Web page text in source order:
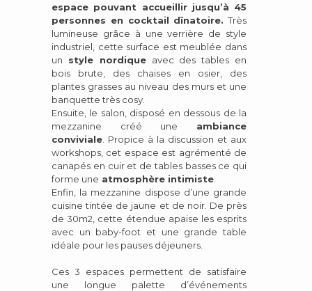
espace pouvant accueillir jusqu’à 45
personnes en cocktail dînatoire. Très
lumineuse grâce à une verrière de style
industriel, cette surface est meublée dans
un style nordiqueavec des tables en
bois brute, des chaises en osier, des
plantes grasses au niveau des murs et une
banquette très cosy.
Ensuite, le salon, disposé en dessous de la
mezzanine créé une ambiance
conviviale . Propice à la discussion et aux
workshops, cet espace est agrémenté de
canapés en cuir et de tables basses ce qui
forme une atmosphère intimiste
Enfin, la mezzanine dispose d’une grande
cuisine tintée de jaune et de noir. De près
de 30m2, cette étendue apaise les esprits
avec un baby-foot et une grande table
idéale pour les pauses déjeuners.
Ces 3 espaces permettent de satisfaire
une longue palette d’événements